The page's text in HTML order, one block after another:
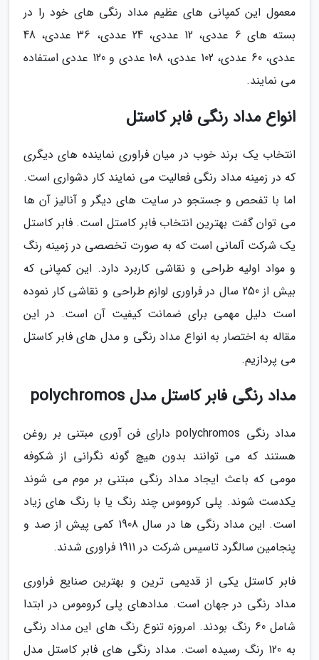
معمول این کمپانی های عظیم مداد رنگی های خود را در
بسته های 6 عددی، 12 عددی، 24 عددی، 36 عددی، 48
عددی، 60 عددی، 102 عددی، 108 عددی و 120 عددی استفاده
می نمایند.
انواع مداد رنگی فابر کاستل
انتخاب یک برند خوب در میان فراوری نماینده های دیگری
که در زمینه مداد رنگی فعالیت می نمایند کار دشواری است.
اما با تفحص و جستجو در سایت های دیگر و آنالیز آن ها
می توان گفت بهترین انتخاب فابر کاستل است. فابر کاستل
یک شرکت آلمانی است که به صورت تخصصی در زمینه رنگ
و مواد اولیه طراحی و نقاشی کاربرد دارد. این کمپانی که
بیش از 250 سال در فراوری لوازم طراحی و نقاشی کار نموده
است دلیل مهمی برای ضمانت کیفیت آن است. در این
مقاله به اختصار به انواع مداد رنگی و مدل های فابر کاستل
می پردازیم.
مداد رنگی فابر کاستل مدل polychromos
مداد رنگی polychromos دارای فن آوری مبتنی بر روغن
هستند که می توانند بدون هیچ گونه نگرانی از شکوفه
مومی که باعث ایجاد مداد رنگی مبتنی بر موم می شوند
یکدست شوند. پلی کروموس چند رنگ یا با رنگ های زیاد
است. این مداد رنگی ها در سال 1908 کمی پیش از صد و
پنجامین سالگرد تاسیس شرکت در 1911 فراوری شدند.
فابر کاستل یکی از قدیمی ترین و بهترین صنایع فراوری
مداد رنگی در جهان است. مدادهای پلی کروموس در ابتدا
شامل 60 رنگ بودند. امروزه تنوع رنگ های این مداد رنگی
به 120 رنگ رسیده است. مداد رنگی های فابر کاستل مدل